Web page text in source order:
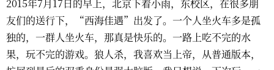
2015年7月17日的早上，北京下着小雨，东校区，在很多朋
友们的送行下，“西海佳遇”出发了。一个人坐火车多是孤
独的，一群人坐火车，那真是快乐的。一路上吃不完的水
果，玩不完的游戏。狼人杀，我喜欢当上帝，从普通版本，